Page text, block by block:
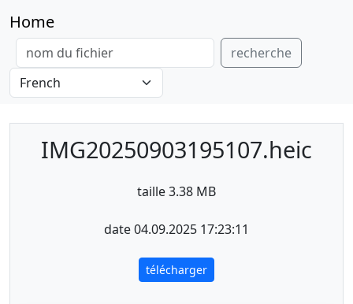
Home
recherche
IMG20250903195107.heic
taille 3.38 MB
date 04.09.2025 17:23:11
télécharger